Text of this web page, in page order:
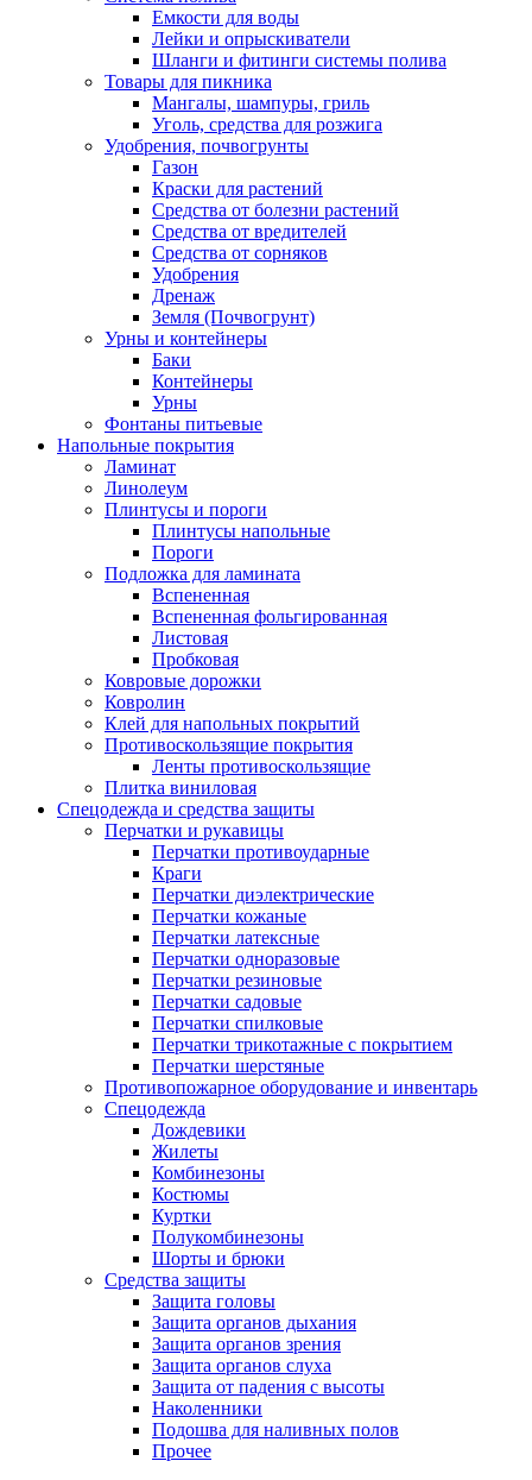
Емкости для воды
Лейки и опрыскиватели
Шланги и фитинги системы полива
Товары для пикника
Мангалы, шампуры, гриль
Уголь, средства для розжига
Удобрения, почвогрунты
Газон
Краски для растений
Средства от болезни растений
Средства от вредителей
Средства от сорняков
Удобрения
Дренаж
Земля (Почвогрунт)
Урны и контейнеры
Баки
Контейнеры
Урны
Фонтаны питьевые
Напольные покрытия
Ламинат
Линолеум
Плинтусы и пороги
Плинтусы напольные
Пороги
Подложка для ламината
Вспененная
Вспененная фольгированная
Листовая
Пробковая
Ковровые дорожки
Ковролин
Клей для напольных покрытий
Противоскользящие покрытия
Ленты противоскользящие
Плитка виниловая
Спецодежда и средства защиты
Перчатки и рукавицы
Перчатки противоударные
Краги
Перчатки диэлектрические
Перчатки кожаные
Перчатки латексные
Перчатки одноразовые
Перчатки резиновые
Перчатки садовые
Перчатки спилковые
Перчатки трикотажные с покрытием
Перчатки шерстяные
Противопожарное оборудование и инвентарь
Спецодежда
Дождевики
Жилеты
Комбинезоны
Костюмы
Куртки
Полукомбинезоны
Шорты и брюки
Средства защиты
Защита головы
Защита органов дыхания
Защита органов зрения
Защита органов слуха
Защита от падения с высоты
Наколенники
Подошва для наливных полов
Прочее